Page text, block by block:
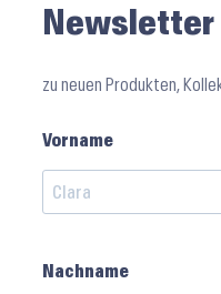
Newsletter
zu neuen Produkten,
Vorname
Nachname